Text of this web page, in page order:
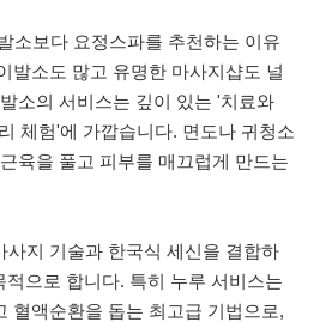
소보다 요정스파를 추천하는 이유
발소도 많고 유명한 마사지샵도 널
소의 서비스는 깊이 있는 '치료와
체험'에 가깝습니다. 면도나 귀청소
육을 풀고 피부를 매끄럽게 만드는
사지 기술과 한국식 세신을 결합하
으로 합니다. 특히 누루 서비스는
혈액순환을 돕는 최고급 기법으로,